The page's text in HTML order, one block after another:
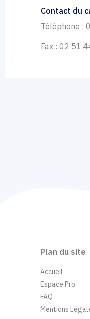
Contact du
Téléphone :
Fax : 02 51
Plan du site
Accueil
Espace Pro
FAQ
Mentions